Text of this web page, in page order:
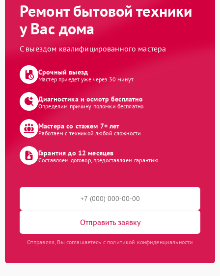
Ремонт бытовой техники
у Вас дома
С выездом квалифицированного мастера
Срочный выезд
Мастер приедет уже через 30 минут
Диагностика и осмотр бесплатно
Определим причину поломки бесплатно
Мастера со стажем 7+ лет
Работаем с техникой любой сложности
Гарантия до 12 месяцев
Составляем договор, предоставляем гарантию
Отправить заявку
Отправляя, Вы соглашаетесь с политикой конфиденциальности